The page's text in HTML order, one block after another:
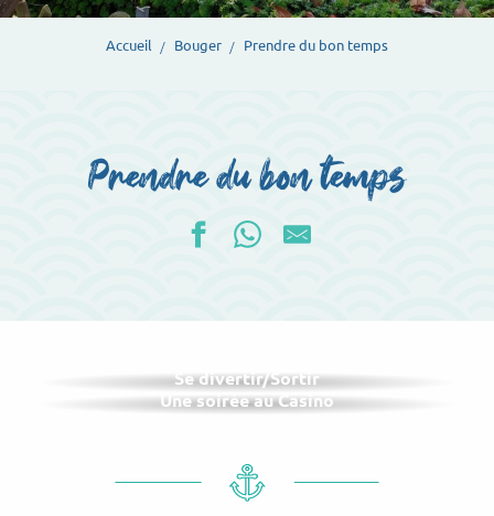
Accueil Bouger Prendre du bon temps
Prendre du bon temps
Se divertir/Sortir
Une soirée au Casino